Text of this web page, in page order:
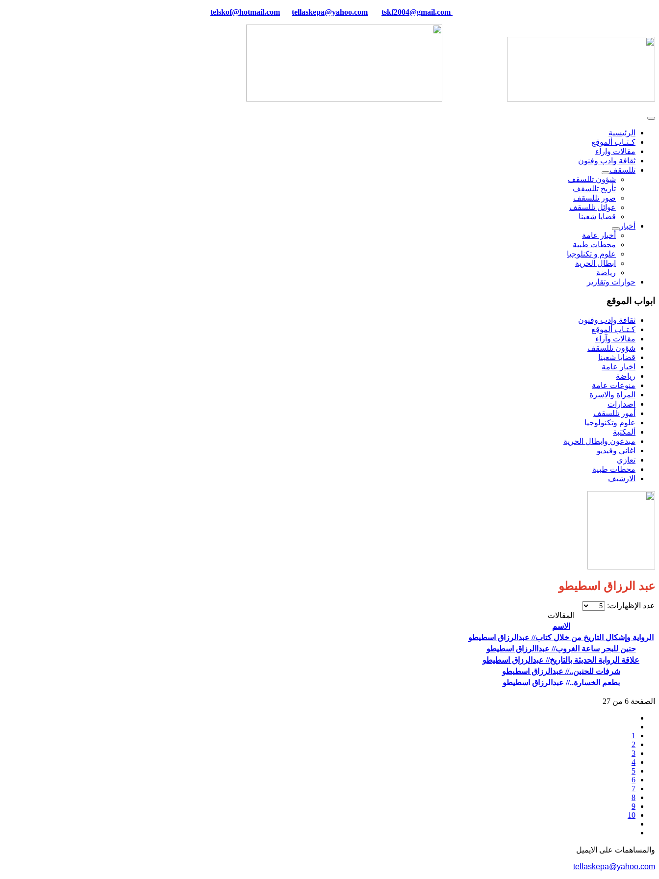
tellaskepa@yahoo.com tskf2004@gmail.com
الرئيسية
كـتـاب ألموقع
مقالات واراء
ثقافة وادب وفنون
تللسقف
شؤون تللسقف
تأريخ تللسقف
صور تللسقف
عوائل تللسقف
قضايا شعبنا
أخبار
أخبار عامة
محطات طبية
علوم و تکنلوجیا
ابطال الحرية
رياضة
حوارات وتقارير
ابواب الموقع
ثقافة وادب وفنون
كـتـاب ألموقع
مقالات وآراء
شؤون تللسقف
قضايا شعبنا
اخبار عامة
رياضة
منوعات عامة
المراة والاسرة
اصدارات
أمور تللسقف
علوم وتكنولوجيا
ألمكتبة
مبدعون وابطال الحرية
اغاني وفيديو
تعازي
محطات طبية
الارشيف
عبد الرزاق اسطيطو
عدد الإظهارات:
المقالات
الاسم
الرواية وإشكال التاريخ من خلال كتاب// عبدالرزاق اسطيطو
حنين للبحر ساعة الغروب// عبداالرزاق اسطيطو
علاقة الرواية الحديثة بالتاريخ// عبدالرزاق اسطيطو
شرفات للحنين..// عبدالرزاق اسطيطو
بطعم الخسارة..// عبدالرزاق اسطيطو
الصفحة 6 من 27
1
2
3
4
5
6
7
8
9
10
والمساهمات علی الایمیل
tellaskepa@yahoo.com